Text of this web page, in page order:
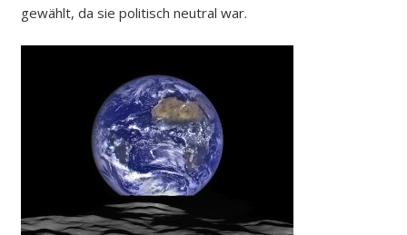
gewählt, da sie politisch neutral war.